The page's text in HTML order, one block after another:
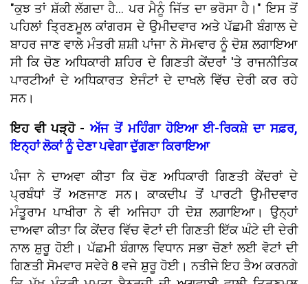
"ਕੁਝ ਤਾਂ ਸ਼ੱਕੀ ਲੱਗਦਾ ਹੈ... ਪਰ ਮੈਨੂੰ ਜਿੱਤ ਦਾ ਭਰੋਸਾ ਹੈ।" ਇਸ ਤੋਂ
ਪਹਿਲਾਂ ਤ੍ਰਿਣਮੂਲ ਕਾਂਗਰਸ ਦੇ ਉਮੀਦਵਾਰ ਅਤੇ ਪੱਛਮੀ ਬੰਗਾਲ ਦੇ
ਬਾਹਰ ਜਾਣ ਵਾਲੇ ਮੰਤਰੀ ਸ਼ਸ਼ੀ ਪਾਂਜਾ ਨੇ ਸੋਮਵਾਰ ਨੂੰ ਦੋਸ਼ ਲਗਾਇਆ
ਸੀ ਕਿ ਚੋਣ ਅਧਿਕਾਰੀ ਸ਼ਹਿਰ ਦੇ ਗਿਣਤੀ ਕੇਂਦਰਾਂ 'ਤੇ ਰਾਜਨੀਤਿਕ
ਪਾਰਟੀਆਂ ਦੇ ਅਧਿਕਾਰਤ ਏਜੰਟਾਂ ਦੇ ਦਾਖਲੇ ਵਿੱਚ ਦੇਰੀ ਕਰ ਰਹੇ
ਸਨ।
ਇਹ ਵੀ ਪੜ੍ਹੋ -ਅੱਜ ਤੋਂ ਮਹਿੰਗਾ ਹੋਇਆ ਈ-ਰਿਕਸ਼ੇ ਦਾ ਸਫ਼ਰ,
ਇਨ੍ਹਾਂ ਲੋਕਾਂ ਨੂੰ ਦੇਣਾ ਪਵੇਗਾ ਦੁੱਗਣਾ ਕਿਰਾਇਆ
ਪੰਜਾ ਨੇ ਦਾਅਵਾ ਕੀਤਾ ਕਿ ਚੋਣ ਅਧਿਕਾਰੀ ਗਿਣਤੀ ਕੇਂਦਰਾਂ ਦੇ
ਪ੍ਰਬੰਧਾਂ ਤੋਂ ਅਣਜਾਣ ਸਨ। ਕਾਕਦੀਪ ਤੋਂ ਪਾਰਟੀ ਉਮੀਦਵਾਰ
ਮੰਤੂਰਾਮ ਪਾਖੀਰਾ ਨੇ ਵੀ ਅਜਿਹਾ ਹੀ ਦੋਸ਼ ਲਗਾਇਆ। ਉਨ੍ਹਾਂ
ਦਾਅਵਾ ਕੀਤਾ ਕਿ ਕੇਂਦਰ ਵਿੱਚ ਵੋਟਾਂ ਦੀ ਗਿਣਤੀ ਇੱਕ ਘੰਟੇ ਦੀ ਦੇਰੀ
ਨਾਲ ਸ਼ੁਰੂ ਹੋਈ। ਪੱਛਮੀ ਬੰਗਾਲ ਵਿਧਾਨ ਸਭਾ ਚੋਣਾਂ ਲਈ ਵੋਟਾਂ ਦੀ
ਗਿਣਤੀ ਸੋਮਵਾਰ ਸਵੇਰੇ 8 ਵਜੇ ਸ਼ੁਰੂ ਹੋਈ। ਨਤੀਜੇ ਇਹ ਤੈਅ ਕਰਨਗੇ